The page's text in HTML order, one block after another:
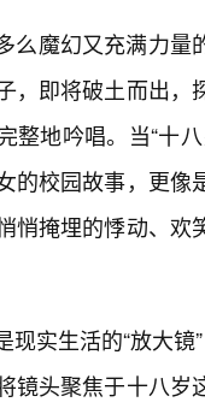
么魔幻又充满力
，即将破土而出
整地吟唱。当“十
的校园故事，更
悄掩埋的悸动、
现实生活的“放大
镜头聚焦于十八